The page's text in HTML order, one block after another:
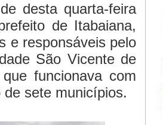
desta quarta-feira
de Itabaiana,
e responsáveis pelo
São Vicente de
funcionava com
sete municípios.